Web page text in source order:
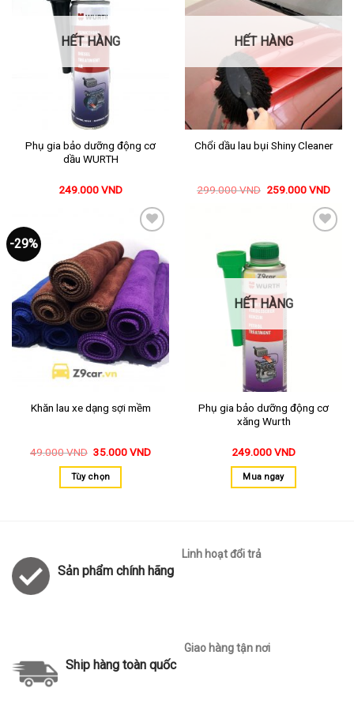
HẾT HÀNG
Phụ gia bảo dưỡng động cơ
dầu WURTH
249.000VND
thích
HẾT HÀNG
Chổi dầu lau bụi Shiny Cleaner
299.000VND 259.000VND
-29%
vào
yêu
thích
Khăn lau xe dạng sợi mềm
49.000VND 35.000VND
Tùy chọn
HẾT HÀNG
Phụ gia bảo dưỡng động cơ
xăng Wurth
249.000VND
Mua ngay
Sản phẩm chính hãng
Linh hoạt đổi trả
Ship hàng toàn quốc
Giao hàng tận nơi